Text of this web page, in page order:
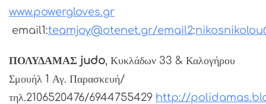
www.powergloves.gr
email1:teamjoy@otenet.gr/email2:
ΠΟΛΥΔΑΜΑΣ judo, Κυκλάδων 33 & Καλογήρου
Σμουήλ 1 Αγ. Παρασκευή/
τηλ.2106520476/6944755429 http://